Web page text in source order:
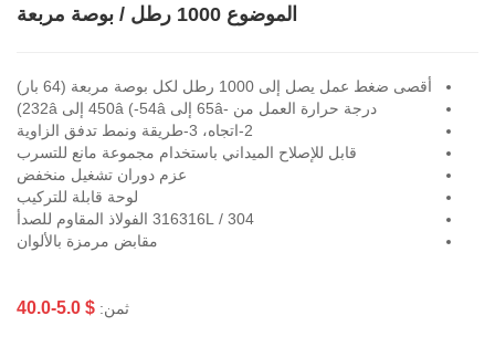
الموضوع 1000 رطل / بوصة مربعة
أقصى ضغط عمل يصل إلى 1000 رطل لكل بوصة مربعة (64 بار)
درجة حرارة العمل من -65â إلى 450â (-54â إلى 232â)
2-اتجاه، 3-طريقة ونمط تدفق الزاوية
قابل للإصلاح الميداني باستخدام مجموعة مانع للتسرب
عزم دوران تشغيل منخفض
لوحة قابلة للتركيب
304 / 316316L الفولاذ المقاوم للصدأ
مقابض مرمزة بالألوان
ثمن: $ 5.0-40.0